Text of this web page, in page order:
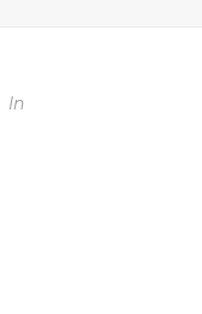
In